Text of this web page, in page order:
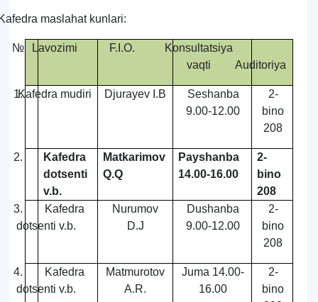
maslahat kunlari:
№ Lavozimi F.I.O.
Konsultatsiya
vaqti
Auditoriya
1.Kafedra mudiri Djurayev I.B
Seshanba
9.00-12.00
2-
bino
208
2.
Kafedra
dotsenti
v.b.
Matkarimov
Q.Q
Payshanba
14.00-16.00
2-
bino
208
3.Kafedra
dotsenti v.b.
Nurumov
D.J
Dushanba
9.00-12.00
2-
bino
208
4.Kafedra
dotsenti v.b.
Matmurotov
A.R.
Juma 14.00-
16.00
2-
bino